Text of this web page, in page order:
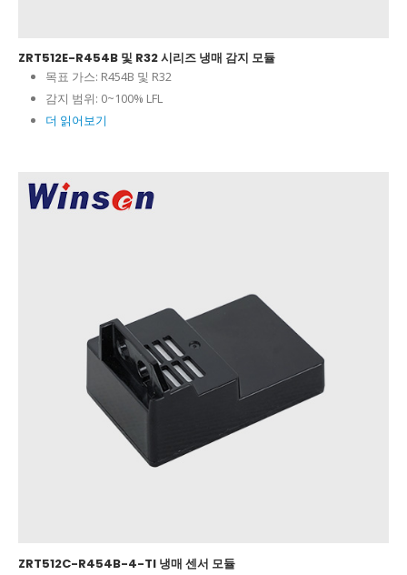
ZRT512E-R454B 및 R32 시리즈 냉매 감지 모듈
목표 가스: R454B 및 R32
감지 범위: 0~100% LFL
더 읽어보기
ZRT512C-R454B-4-TI 냉매 센서 모듈